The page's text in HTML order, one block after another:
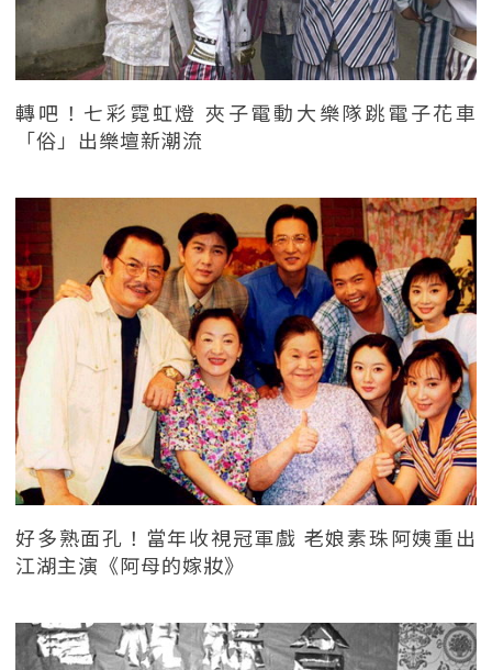
轉吧！七彩霓虹燈 夾子電動大樂隊跳電子花車
「俗」出樂壇新潮流
好多熟面孔！當年收視冠軍戲 老娘素珠阿姨重出
江湖主演《阿母的嫁妝》